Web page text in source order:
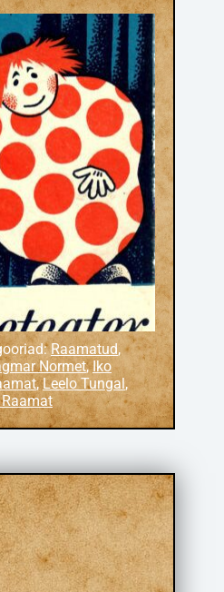
Raamatud,
Normet, Iko
,Leelo Tungal ,
Raamat